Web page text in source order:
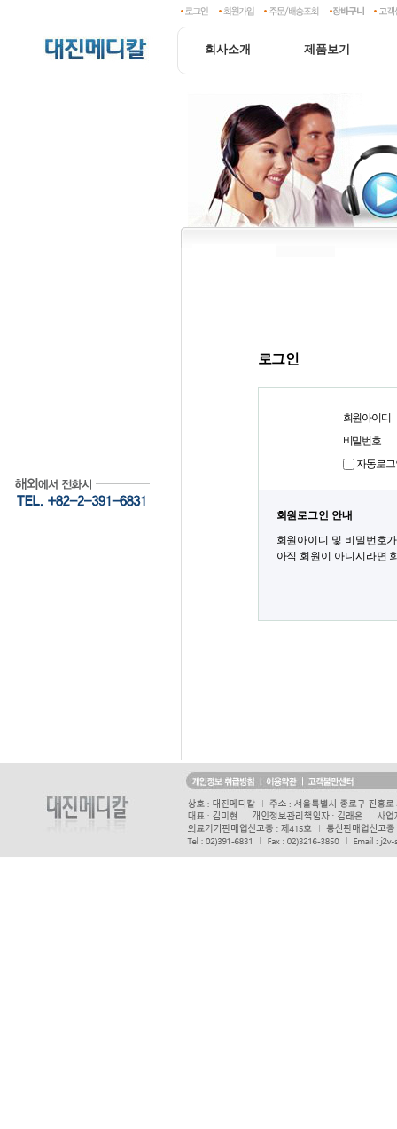
회사소개 제품보기
로그인
회원아이디
비밀번호
자동로그
회원로그인 안내
회원아이디 및 비밀번호
아직 회원이 아니시라면